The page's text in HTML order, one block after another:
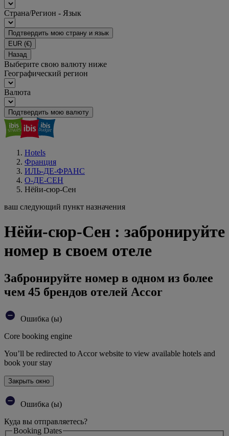
Страна/Регион - Язык
Подтвердить мою страну и язык
EUR (€)
Назад
Выберите свою валюту ниже
Географический регион
Валюта
Подтвердить мою валюту
Hotels
Франция
ИЛЬ-ДЕ-ФРАНС
О-ДЕ-СЕН
Нёйи-сюр-Сен
ваш следующий пункт назначения
Нёйи-сюр-Сен : забронируйте
номер в своем отеле
Забронируйте номер в одном из более
чем 45 брендов отелей Accor
Ошибка (ы)
Core booking engine
You’ll be redirected to Accor website to view available hotels and
book your stay
Закрыть окно
Ошибка (ы)
Куда вы отправляетесь?
Booking Dates